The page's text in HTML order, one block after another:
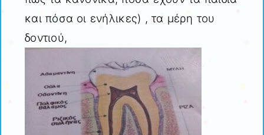
και πόσα οι ενήλικες) , τα μέρη του
δοντιού,